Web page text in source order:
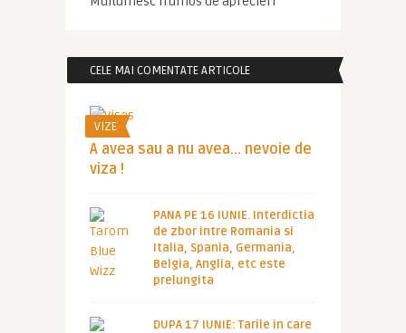
CELE MAI COMENTATE ARTICOLE
VIZE
A avea sau a nu avea… nevoie de
viza !
PANA PE 16 IUNIE. Interdictia
de zbor intre Romania si
Italia, Spania, Germania,
Belgia, Anglia, etc este
prelungita
DUPA 17 IUNIE: Tarile in care